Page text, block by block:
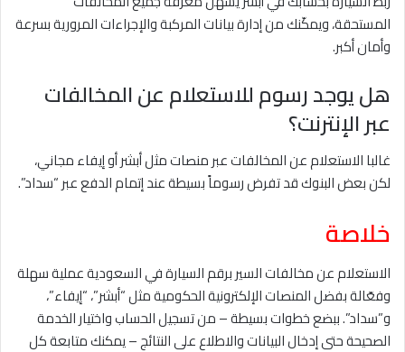
المستحقة، ويمكّنك من إدارة بيانات المركبة والإجراءات المرورية بسرعة
وأمان أكبر.
هل يوجد رسوم للاستعلام عن المخالفات
عبر الإنترنت؟
غالبا الاستعلام عن المخالفات عبر منصات مثل أبشر أو إيفاء مجاني،
لكن بعض البنوك قد تفرض رسوماً بسيطة عند إتمام الدفع عبر “سداد”.
خلاصة
الاستعلام عن مخالفات السير برقم السيارة في السعودية عملية سهلة
وفعّالة بفضل المنصات الإلكترونية الحكومية مثل “أبشر”، “إيفاء”،
و”سداد”. ببضع خطوات بسيطة – من تسجيل الحساب واختيار الخدمة
الصحيحة حتى إدخال البيانات والاطلاع على النتائج – يمكنك متابعة كل